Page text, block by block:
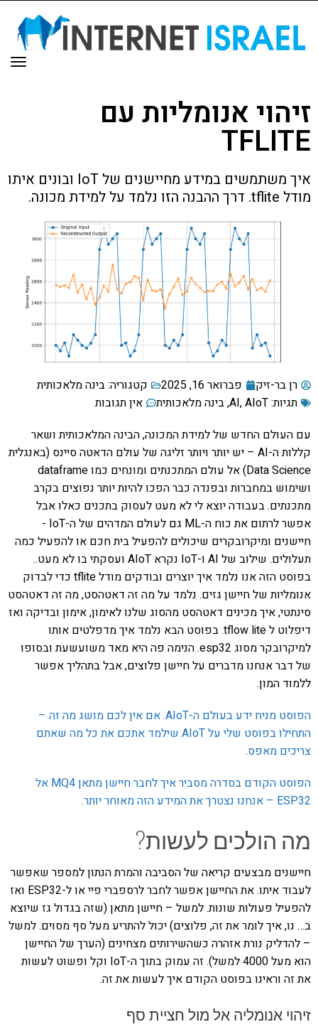
זיהוי אנומליות עם
TFLITE
איך משתמשים במידע מחיישנים של IoT ובונים איתו
מודל tflite. דרך ההבנה הזו נלמד על למידת מכונה.
רן בר-זיק פברואר 16, 2025 קטגוריה:בינה מלאכותית
תגיות:
AI,AIoT
,בינה מלאכותית
אין תגובות
עם העולם החדש של למידת המכונה, הבינה המלאכותית ושאר
קללות ה-AI – יש יותר ויותר זליגה של עולם הדאטה סיינס (באנגלית
Data Science) אל עולם המתכנתים ומונחים כמו dataframe
ושימוש במחברות ובפנדה כבר הפכו להיות יותר נפוצים בקרב
מתכנתים. בעבודה יוצא לי לא מעט לעסוק בתכנים כאלו אבל
אפשר לרתום את כוח ה-ML גם לעולם המדהים של ה-IoT -
חיישנים ומיקרובקרים שיכולים להפעיל בית חכם או להפעיל כמה
תעלולים. שילוב של AI ו-IoT נקרא AIoT ועסקתי בו לא מעט..
בפוסט הזה אנו נלמד איך יוצרים ובודקים מודל tflite כדי לבדוק
אנומליות של חיישן גזים. נלמד על מה זה דאטהסט, מה זה דאטהסט
סינתטי, איך מכינים דאטהסט מהסוג שלנו לאימון, אימון ובדיקה ואז
דיפלוט ל tflow lite. בפוסט הבא נלמד איך מדפלטים אותו
למיקרובקר מסוג esp32. הנימה פה היא מאד משועשעת ובסופו
של דבר אנחנו מדברים על חיישן פלוצים, אבל בתהליך אפשר
ללמוד המון.
הפוסט מניח ידע בעולם ה-AIoT. אם אין לכם מושג מה זה –
התחילו בפוסט שלי על AIoT שילמד אתכם את כל מה שאתם
צריכים מאפס.
הפוסט הקודם בסדרה מסביר איך לחבר חיישן מתאן MQ4 אל
ESP32 – אנחנו נצטרך את המידע הזה מאוחר יותר.
מה הולכים לעשות?
חיישנים מבצעים קריאה של הסביבה והמרת הנתון למספר שאפשר
לעבוד איתו. את החיישן אפשר לחבר לרספברי פיי או ל-ESP32 ואז
להפעיל פעולות שונות. למשל – חיישן מתאן (שזה בגדול גז שיוצא
ב… נו, איך לומר את זה, פלוצים) יכול להתריע מעל סף מסוים. למשל
– להדליק נורת אזהרה כשהשירותים מצחינים (הערך של החיישן
הוא מעל 4000 למשל). זה עמוק בתוך ה-IoT וקל ופשוט לעשות
את זה וראינו בפוסט הקודם איך לעשות את זה.
זיהוי אנומליה אל מול חציית סף